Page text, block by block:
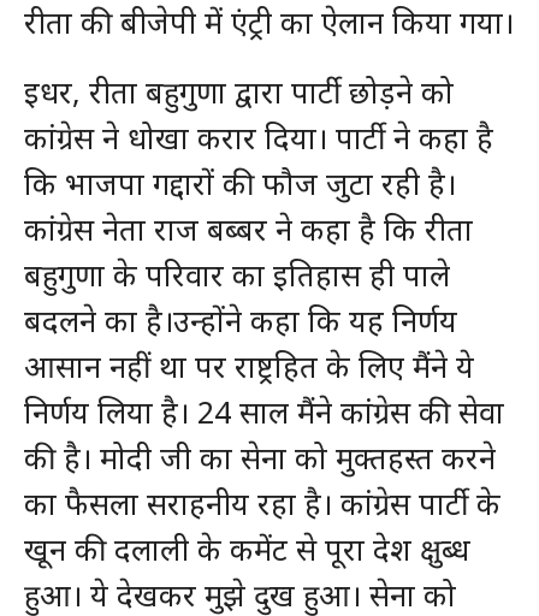
रीता की बीजेपी में एंट्री का ऐलान किया गया।
इधर, रीता बहुगुणा द्वारा पार्टी छोड़ने को
कांग्रेस ने धोखा करार दिया। पार्टी ने कहा है
कि भाजपा गद्दारों की फौज जुटा रही है।
कांग्रेस नेता राज बब्बर ने कहा है कि रीता
बहुगुणा के परिवार का इतिहास ही पाले
बदलने का है।उन्होंने कहा कि यह निर्णय
आसान नहीं था पर राष्ट्रहित के लिए मैंने ये
निर्णय लिया है। 24 साल मैंने कांग्रेस की सेवा
की है। मोदी जी का सेना को मुक्तहस्त करने
का फैसला सराहनीय रहा है। कांग्रेस पार्टी के
खून की दलाली के कमेंट से पूरा देश क्षुब्ध
हुआ। ये देखकर मुझे दुख हुआ। सेना को